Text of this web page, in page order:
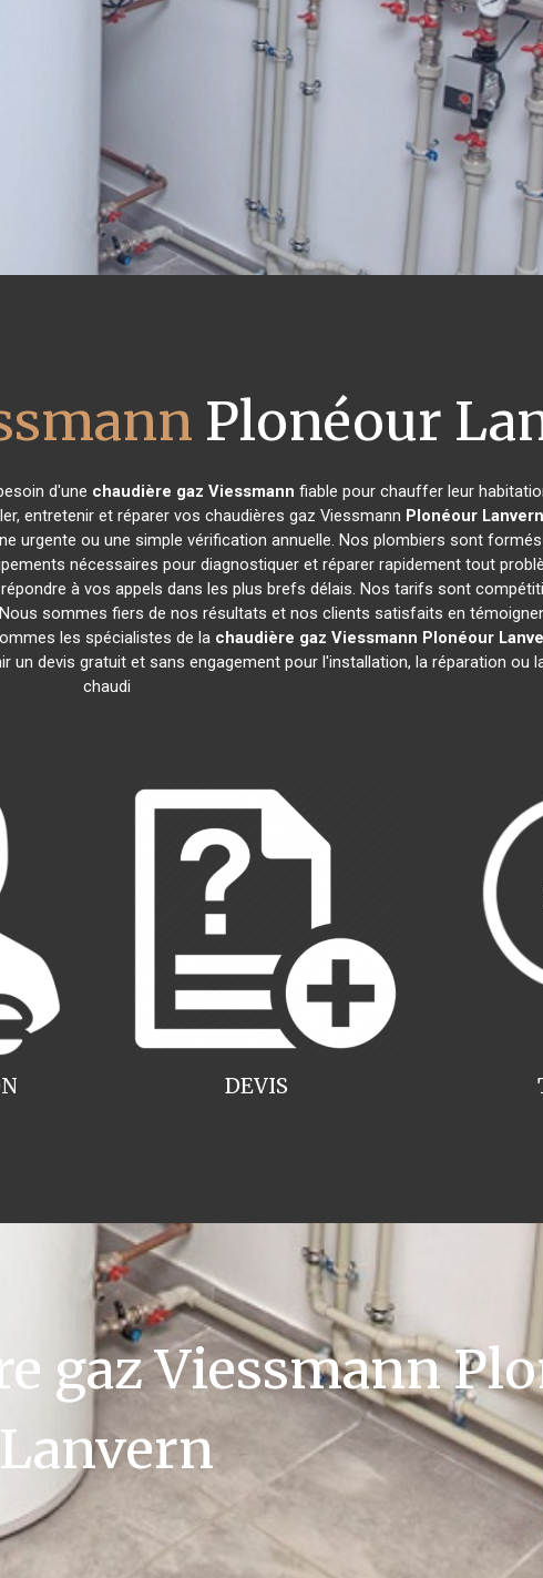
Plonéour
d'une chaudière gaz Viessmann fiable pour chauffer leur
entretenir et réparer vos chaudières gaz Viessmann Plonéour Lanvern
urgente ou une simple vérification annuelle. Nos plombiers sont
nécessaires pour diagnostiquer et réparer rapidement tout
à vos appels dans les plus brefs délais. Nos tarifs sont
sommes fiers de nos résultats et nos clients satisfaits en
les spécialistes de la chaudière gaz Viessmann Plonéour
devis gratuit et sans engagement pour l'installation, la réparation ou
chaudi
DEVIS
gaz Viessmann
Lanvern